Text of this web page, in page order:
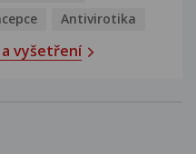
Antivirotika
vyšetření